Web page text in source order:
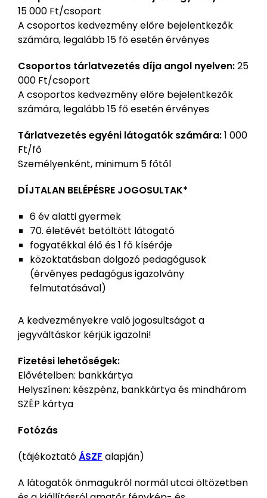
15 000 Ft/csoport
A csoportos kedvezmény előre bejelentkezők
számára, legalább 15 fő esetén érvényes
Csoportos tárlatvezetés díja angol nyelven:25
000 Ft/csoport
A csoportos kedvezmény előre bejelentkezők
számára, legalább 15 fő esetén érvényes
Tárlatvezetés egyéni látogatók számára:1 000
Ft/fő
Személyenként, minimum 5 főtől
DÍJTALAN BELÉPÉSRE JOGOSULTAK*
6 év alatti gyermek
70. életévét betöltött látogató
fogyatékkal élő és 1 fő kísérője
közoktatásban dolgozó pedagógusok
(érvényes pedagógus igazolvány
felmutatásával)
A kedvezményekre való jogosultságot a
jegyváltáskor kérjük igazolni!
Fizetési lehetőségek:
Elővételben: bankkártya
Helyszínen: készpénz, bankkártya és mindhárom
SZÉP kártya
Fotózás
(tájékoztatóÁSZF alapján)
A látogatók önmagukról normál utcai öltözetben